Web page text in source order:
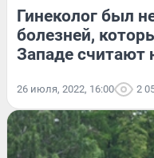
Гинеколог был
болезней,
Западе считают
26 июля, 2022, 16:00 2